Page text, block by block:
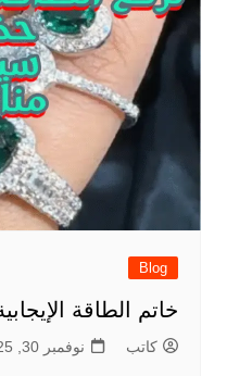
Blog
خاتم الطاقة
كاتب نوفمبر 30, 2025